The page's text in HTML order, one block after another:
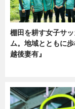
棚田を耕す女子サ
ム。地域とともに
越後妻有』